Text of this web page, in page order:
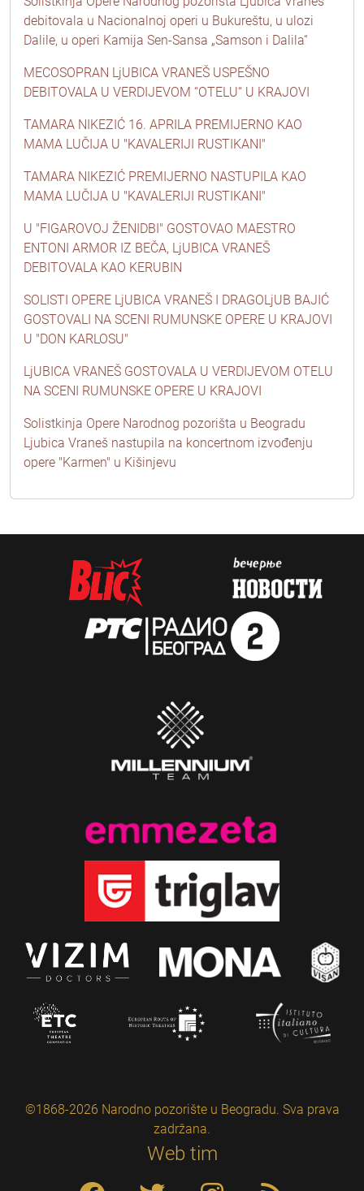
debitovala u Nacionalnoj operi u Bukureštu, u ulozi
Dalile, u operi Kamija Sen-Sansa „Samson i Dalila“
MECOSOPRAN LjUBICA VRANEŠ USPEŠNO
DEBITOVALA U VERDIJEVOM “OTELU“ U KRAJOVI
TAMARA NIKEZIĆ 16. APRILA PREMIJERNO KAO
MAMA LUČIJA U "KAVALERIJI RUSTIKANI"
TAMARA NIKEZIĆ PREMIJERNO NASTUPILA KAO
MAMA LUČIJA U "KAVALERIJI RUSTIKANI"
U "FIGAROVOJ ŽENIDBI" GOSTOVAO MAESTRO
ENTONI ARMOR IZ BEČA, LjUBICA VRANEŠ
DEBITOVALA KAO KERUBIN
SOLISTI OPERE LjUBICA VRANEŠ I DRAGOLjUB BAJIĆ
GOSTOVALI NA SCENI RUMUNSKE OPERE U KRAJOVI
U "DON KARLOSU"
LjUBICA VRANEŠ GOSTOVALA U VERDIJEVOM OTELU
NA SCENI RUMUNSKE OPERE U KRAJOVI
Solistkinja Opere Narodnog pozorišta u Beogradu
Ljubica Vraneš nastupila na koncertnom izvođenju
opere "Karmen" u Kišinjevu
©1868-2026 Narodno pozorište u Beogradu. Sva prava
zadržana.
Web tim